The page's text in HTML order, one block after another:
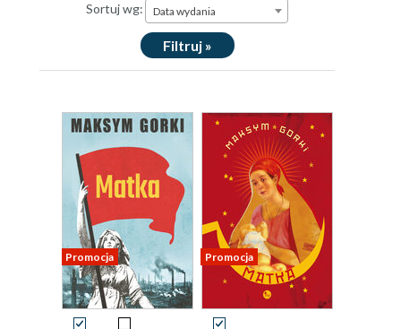
Sortuj wg: Data wydania
Filtruj »
Promocja Promocja